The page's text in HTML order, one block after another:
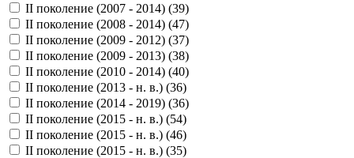
II поколение (2007 - 2014) (39)
II поколение (2008 - 2014) (47)
II поколение (2009 - 2012) (37)
II поколение (2009 - 2013) (38)
II поколение (2010 - 2014) (40)
II поколение (2013 - н. в.) (36)
II поколение (2014 - 2019) (36)
II поколение (2015 - н. в.) (54)
II поколение (2015 - н. в.) (46)
II поколение (2015 - н. в.) (35)